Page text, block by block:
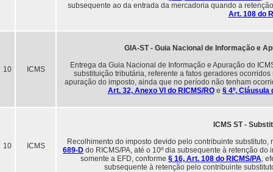
subsequente ao da entrada da mercadoria quando a
Art. 108 do
10 ICMS
GIA-ST - Guia Nacional de Informação e
Entrega da Guia Nacional de Informação e Apuração do
substituição tributária, referente a fatos geradores
apuração do imposto, ainda que no período não tenham
Art. 32, Anexo VI do RICMS/ROe § 4º, Cláusula
10 ICMS
ICMS ST -
Recolhimento do imposto devido pelo contribuinte
689-D do RICMS/PA, até o 10º dia subsequente à retenção do
somente a EFD, conforme § 16, Art. 108 do RICMS/PA,
subsequente à retenção pelo contribuinte